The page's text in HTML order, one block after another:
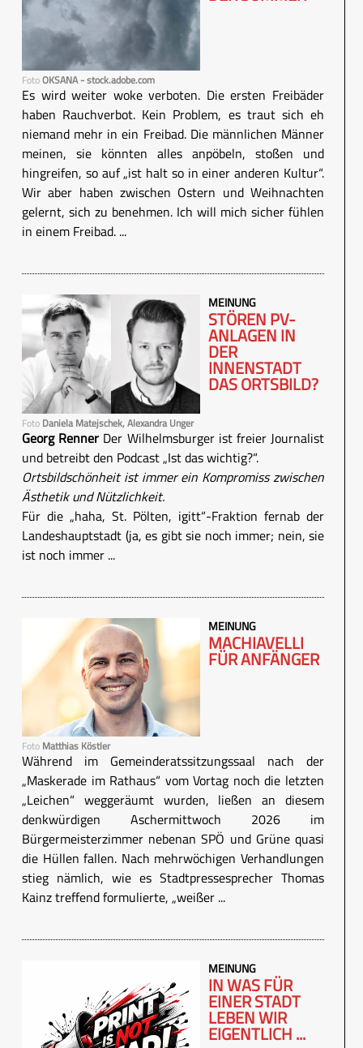
FotoOKSANA - stock.adobe.com
Es wird weiter woke verboten. Die ersten Freibäder
haben Rauchverbot. Kein Problem, es traut sich eh
niemand mehr in ein Freibad. Die männlichen Männer
meinen, sie könnten alles anpöbeln, stoßen und
hingreifen, so auf „ist halt so in einer anderen Kultur“.
Wir aber haben zwischen Ostern und Weihnachten
gelernt, sich zu benehmen. Ich will mich sicher fühlen
in einem Freibad. ...
Foto Daniela Matejschek, Alexandra Unger
MEINUNG
STÖREN PV-
ANLAGEN IN
DER
INNENSTADT
DAS ORTSBILD?
Georg Renner Der Wilhelmsburger ist freier Journalist
und betreibt den Podcast „Ist das wichtig?“.
Ortsbildschönheit ist immer ein Kompromiss zwischen
Ästhetik und Nützlichkeit.
Für die „haha, St. Pölten, igitt“-Fraktion fernab der
Landeshauptstadt (ja, es gibt sie noch immer; nein, sie
ist noch immer ...
Foto Matthias Köstler
MEINUNG
MACHIAVELLI
FÜR ANFÄNGER
Während im Gemeinderatssitzungssaal nach der
„Maskerade im Rathaus“ vom Vortag noch die letzten
„Leichen“ weggeräumt wurden, ließen an diesem
denkwürdigen Aschermittwoch 2026 im
Bürgermeisterzimmer nebenan SPÖ und Grüne quasi
die Hüllen fallen. Nach mehrwöchigen Verhandlungen
stieg nämlich, wie es Stadtpressesprecher Thomas
Kainz treffend formulierte, „weißer ...
MEINUNG
IN WAS FÜR
EINER STADT
LEBEN WIR
EIGENTLICH ...